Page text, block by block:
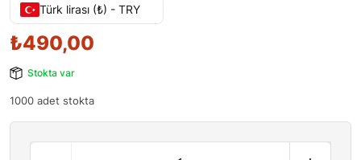
Türk lirası (₺) - TRY
₺490,00
Stokta var
1000 adet stokta